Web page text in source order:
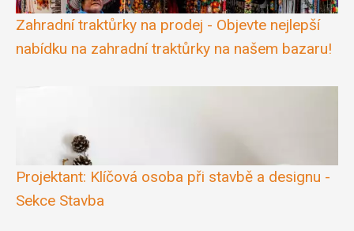
Zahradní traktůrky na prodej - Objevte nejlepší
nabídku na zahradní traktůrky na našem bazaru!
Projektant: Klíčová osoba při stavbě a designu -
Sekce Stavba